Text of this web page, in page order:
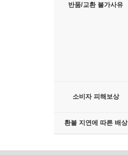
반품/교환 불가사유
소비자 피해보상
환불 지연에 따른 배상